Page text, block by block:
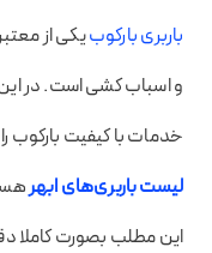
باربری بارکوبیکی از
و اسباب کشی است. در این
خدمات با کیفیت بارکوب
لیست باربری‌های ابهر
این مطلب بصورت کاملا